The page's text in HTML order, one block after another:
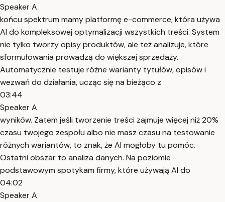
Speaker A
końcu spektrum mamy platformę e-commerce, która używa
AI do kompleksowej optymalizacji wszystkich treści. System
nie tylko tworzy opisy produktów, ale też analizuje, które
sformułowania prowadzą do większej sprzedaży.
Automatycznie testuje różne warianty tytułów, opisów i
wezwań do działania, ucząc się na bieżąco z
03:44
Speaker A
wyników. Zatem jeśli tworzenie treści zajmuje więcej niż 20%
czasu twojego zespołu albo nie masz czasu na testowanie
różnych wariantów, to znak, że AI mogłoby tu pomóc.
Ostatni obszar to analiza danych. Na poziomie
podstawowym spotykam firmy, które używają AI do
04:02
Speaker A